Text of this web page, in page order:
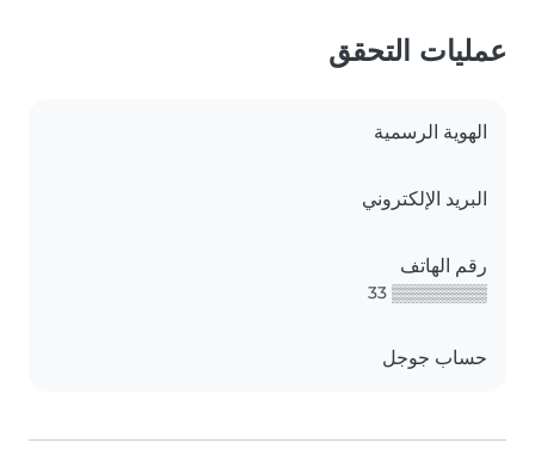
عمليات التحقق
الهوية الرسمية
البريد الإلكتروني
رقم الهاتف
▒▒▒▒▒▒▒▒ 33
حساب جوجل